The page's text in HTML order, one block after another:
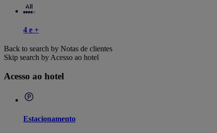
4 e +
Back to search by Notas de clientes
Skip search by Acesso ao hotel
Acesso ao hotel
Estacionamento